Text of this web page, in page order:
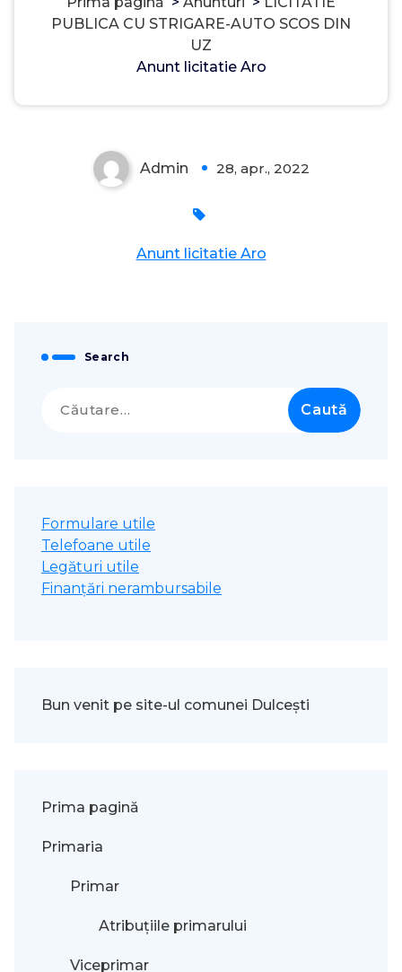
PUBLICA CU STRIGARE-AUTO SCOS DIN
UZ
Anunt licitatie Aro
Admin 28, apr., 2022
Anunt licitatie Aro
Search
după:
Formulare utile
Telefoane utile
Legături utile
Finanțări nerambursabile
Bun venit pe site-ul comunei Dulcești
Prima pagină
Primaria
Primar
Atribuțiile primarului
Viceprimar